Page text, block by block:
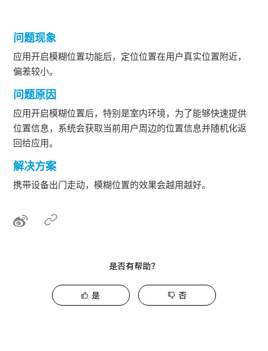
问题现象
应用开启模糊位置功能后，定位位置在用户真实位置附近，
偏差较小。
问题原因
应用开启模糊位置后，特别是室内环境，为了能够快速提供
位置信息，系统会获取当前用户周边的位置信息并随机化返
回给应用。
解决方案
携带设备出门走动，模糊位置的效果会越用越好。
是否有帮助？
是 否